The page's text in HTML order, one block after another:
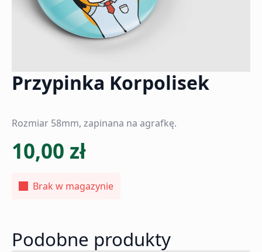
Przypinka Korpolisek
Rozmiar 58mm, zapinana na agrafkę.
10,00 zł
Brak w magazynie
Podobne produkty